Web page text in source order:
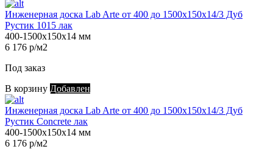
Инженерная доска Lab Arte от 400 до 1500х150х14/3 Дуб
Рустик 1015 лак
400-1500х150х14 мм
6 176 р/м2
Под заказ
В корзину Добавлен
Инженерная доска Lab Arte от 400 до 1500х150х14/3 Дуб
Рустик Concrete лак
400-1500х150х14 мм
6 176 р/м2